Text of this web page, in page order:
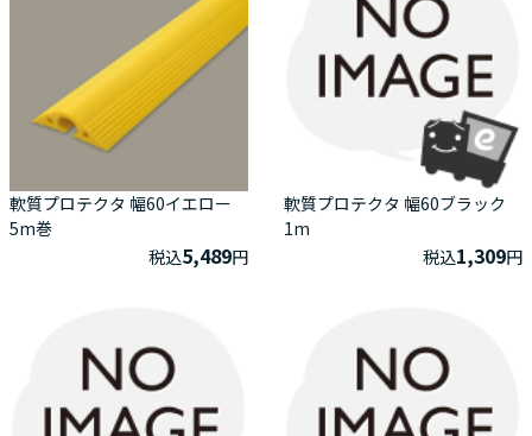
軟質プロテクタ 幅60イエロー
5m巻
税込5,489円
軟質プロテクタ 幅60ブラック
1m
税込1,309円